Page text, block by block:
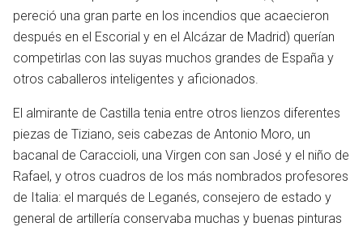
Vigilar
pereció una gran parte en los incendios que acaecieron
después en el Escorial y en el Alcázar de Madrid) querían
competirlas con las suyas muchos grandes de España y
otros caballeros inteligentes y aficionados.
El almirante de Castilla tenia entre otros lienzos diferentes
piezas de Tiziano, seis cabezas de Antonio Moro, un
bacanal de Caraccioli, una Virgen con san José y el niño de
Rafael, y otros cuadros de los más nombrados profesores
de Italia: el marqués de Leganés, consejero de estado y
general de artillería conservaba muchas y buenas pinturas